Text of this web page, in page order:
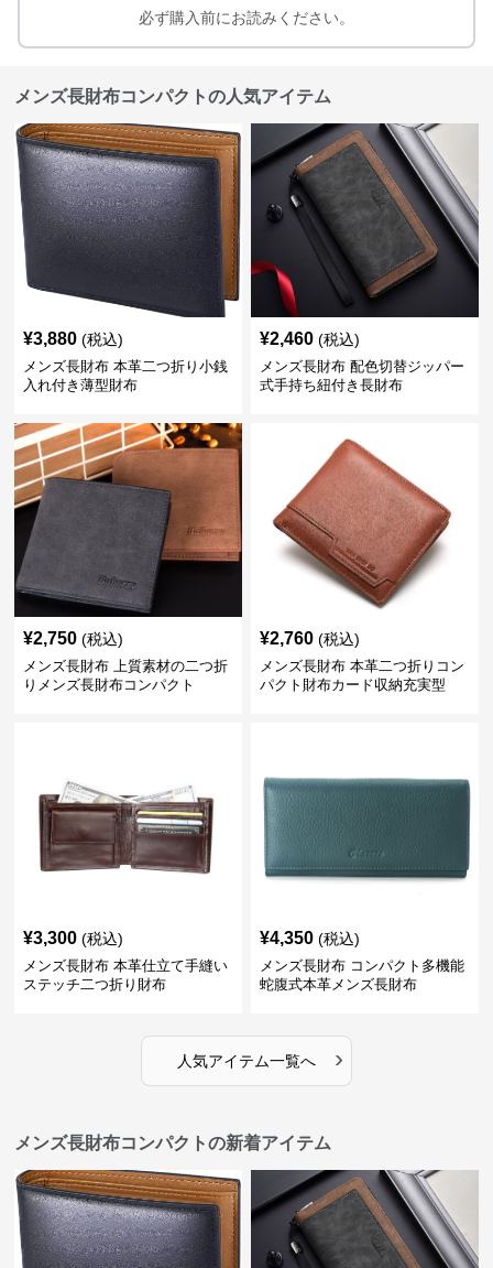
必ず購入前にお読みください。
メンズ長財布コンパクトの人気アイテム
¥3,880 (税込)
メンズ長財布 本革二つ折り小銭
入れ付き薄型財布
¥2,460 (税込)
メンズ長財布 配色切替ジッパー
式手持ち紐付き長財布
¥2,750 (税込)
メンズ長財布 上質素材の二つ折
りメンズ長財布コンパクト
¥2,760 (税込)
メンズ長財布 本革二つ折りコン
パクト財布カード収納充実型
¥3,300 (税込)
メンズ長財布 本革仕立て手縫い
ステッチ二つ折り財布
¥4,350 (税込)
メンズ長財布 コンパクト多機能
蛇腹式本革メンズ長財布
人気アイテム一覧へ ›
メンズ長財布コンパクトの新着アイテム